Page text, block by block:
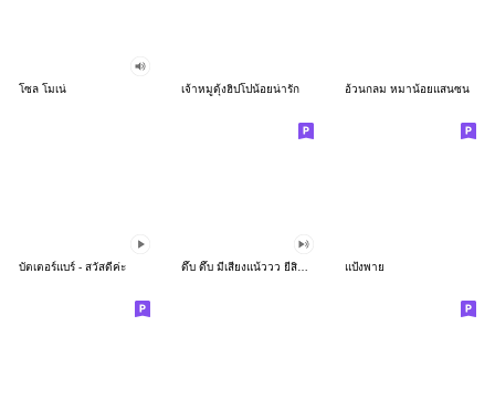
โซล โมเน่ เจ้าหมูดุ้งฮิปโปน้อยน่ารัก อ้วนกลม หมาน้อยแสนซน
บัตเตอร์แบร์ - สวัสดีค่ะ ดึ๊บ ดึ๊บ มีเสียงแน้ววว ยี่สิบห้า แป้งพาย